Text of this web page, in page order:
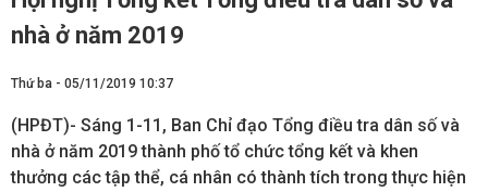
nhà ở năm 2019
Thứ ba - 05/11/2019 10:37
(HPĐT)- Sáng 1-11, Ban Chỉ đạo Tổng điều tra dân số và
nhà ở năm 2019 thành phố tổ chức tổng kết và khen
thưởng các tập thể, cá nhân có thành tích trong thực hiện